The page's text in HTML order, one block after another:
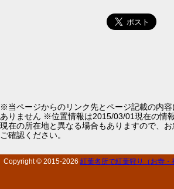
※当ページからのリンク先とページ記載の内
ありません ※位置情報は2015/03/01現在の情報
現在の所在地と異なる場合もありますので、
ご確認ください。
Copyright © 2015-2026 紅葉名所で紅葉狩り（お寺・